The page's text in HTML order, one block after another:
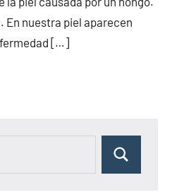
En nuestra piel aparecen
[…]